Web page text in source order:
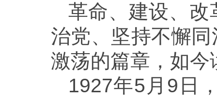
革命、建设、
治党、坚持不懈
激荡的篇章，如
1927年5月9日